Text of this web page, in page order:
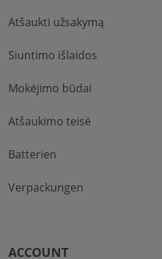
Atšaukti užsakymą
Siuntimo išlaidos
Mokėjimo būdai
Atšaukimo teisė
Batterien
Verpackungen
ACCOUNT